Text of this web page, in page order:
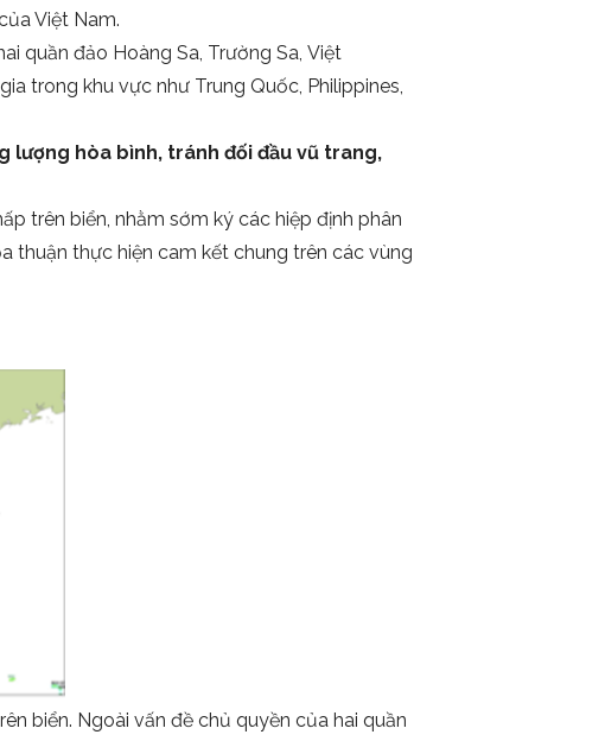
Việt Nam.
quần đảo Hoàng Sa, Trường Sa, Việt
trong khu vực như Trung Quốc, Philippines,
lượng hòa bình, tránh đối đầu vũ trang,
trên biển, nhằm sớm ký các hiệp định phân
thuận thực hiện cam kết chung trên các vùng
biển. Ngoài vấn đề chủ quyền của hai quần